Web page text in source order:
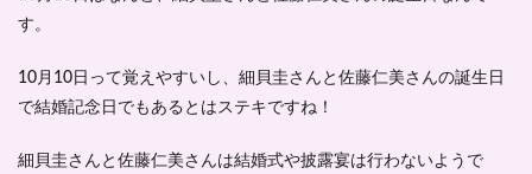
4
細貝
や体
す。
10月10日って覚えやすいし、細貝圭さんと佐藤仁美さんの誕生日
で結婚記念日でもあるとはステキですね！
細貝圭さんと佐藤仁美さんは結婚式や披露宴は行わないようで